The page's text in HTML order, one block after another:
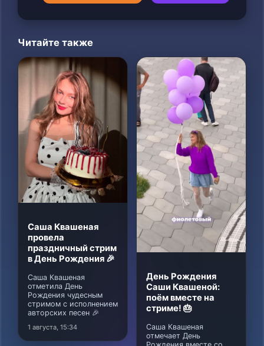
Читайте также
Саша Квашеная
провела
праздничный стрим
в День Рождения 🎉
Саша Квашеная
отметила День
Рождения чудесным
стримом с исполнением
авторских песен 🎉
1 августа, 15:34
День Рождения
Саши Квашеной:
поём вместе на
стриме! 🎂
Саша Квашеная
отмечает День